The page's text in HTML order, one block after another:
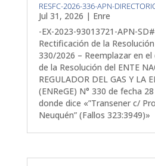
RESFC-2026-336-APN-
Jul 31, 2026 | Enre
-EX-2023-93013721-APN-
Rectificación de la Resolución
330/2026 – Reemplazar en
de la Resolución del ENTE
REGULADOR DEL GAS Y LA
(ENReGE) N° 330 de fecha
donde dice «”Transener c/
Neuquén” (Fallos 323:3949)»